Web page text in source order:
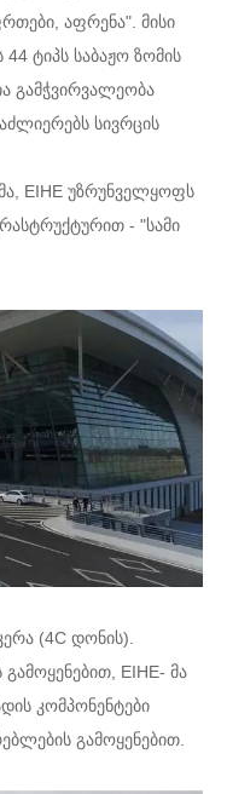
აფრენა". მისი
ტიპს საბაჟო ზომის
გამჭვირვალეობა
სივრცის
EIHE უზრუნველყოფს
- "სამი
(4C დონის).
EIHE- მა
კომპონენტები
გამოყენებით.